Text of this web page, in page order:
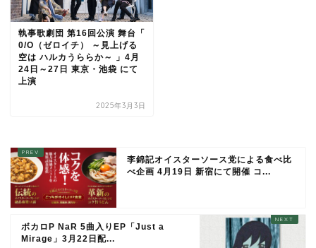
執事歌劇団 第16回公演 舞台「
0/O（ゼロイチ） ～見上げる
空は ハルカうららか～ 」4月
24日～27日 東京・池袋 にて
上演
2025年3月3日
李錦記オイスターソース党による食べ比
べ企画 4月19日 新宿にて開催 コ...
ボカロP NaR 5曲入りEP「Just a
Mirage」3月22日配...